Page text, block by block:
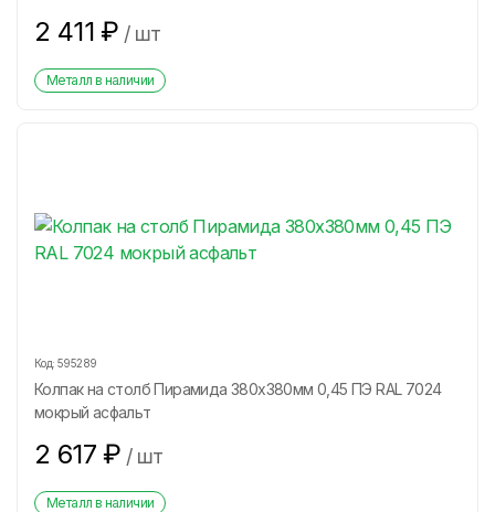
2 411 ₽ / шт
Металл в наличии
Код: 595289
Колпак на столб Пирамида 380х380мм 0,45 ПЭ RAL 7024
мокрый асфальт
2 617 ₽ / шт
Металл в наличии